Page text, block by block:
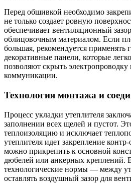
Перед обшивкой необходимо
не только создает ровную
обеспечивает вентиляционный
облицовочным материалом. Если
большая, рекомендуется применять
декоративные панели, которые
позволяют скрыть
коммуникации.
Технология монтажа и
Процесс укладки утеплителя
заполнении всех щелей и пустот.
теплоизоляцию и исключает
утеплителя идет закрепление
можно прикрепить к основной
дюбелей или анкерных креплений.
технологические нормы — между
оставлять воздушный зазор для